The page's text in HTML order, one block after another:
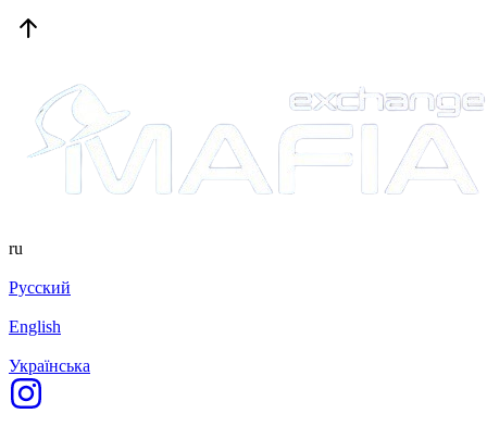
ru
Русский
English
Українська